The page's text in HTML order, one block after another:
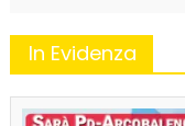
In Evidenza